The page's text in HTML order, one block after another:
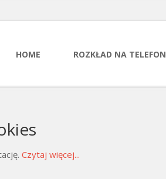
HOME ROZKŁAD NA TELEFON
Czytaj więcej...